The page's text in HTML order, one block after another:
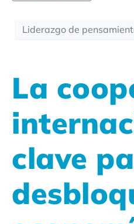
Liderazgo de
La
clave